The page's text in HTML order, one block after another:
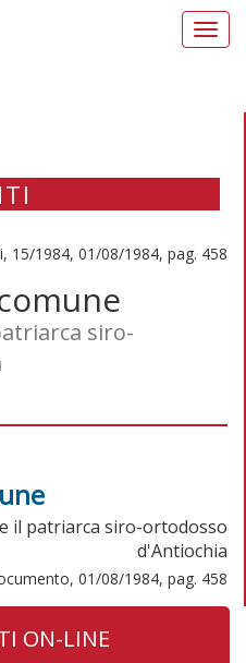
15/1984, 01/08/1984, pag. 458
siro-
il patriarca siro-ortodosso
d'Antiochia
01/08/1984, pag. 458
ON-LINE